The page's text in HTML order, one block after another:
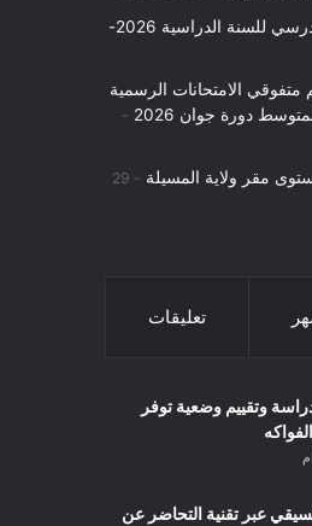
بلاغ حول رزنامة الدخول المدرسي للسنة الدراسية 2026-
متفوقي الامتحانات الرسمية
دورة جوان 2026
مقر ولاية المسيلة
29
تعليقات
وتقييم وضعية توفر
عبر تقنية التحاضر عن